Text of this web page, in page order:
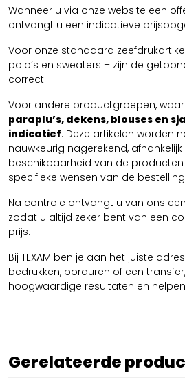
Wanneer u via onze website een
ontvangt u een indicatieve
Voor onze standaard
polo’s en sweaters – zijn de
correct.
Voor andere productgroepen,
paraplu’s, dekens, blouses en
indicatief. Deze artikelen worden
nauwkeurig nagerekend,
beschikbaarheid van de producten
specifieke wensen van de
Na controle ontvangt u van ons
zodat u altijd zeker bent van een
prijs.
Bij TEXAM ben je aan het juiste
bedrukken, borduren of een
hoogwaardige resultaten en
Gerelateerde